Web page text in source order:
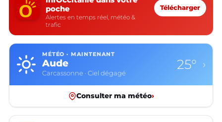
poche
Alertes en temps réel, météo &
trafic
Télécharger
MÉTÉO · MAINTENANT
Aude
Carcassonne · Ciel dégagé
25° ›
Consulter ma météo›